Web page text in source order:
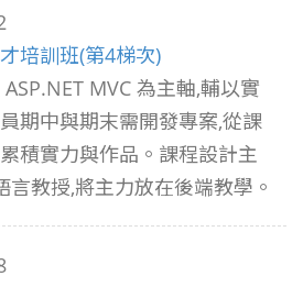
培訓班(第4梯次)
MVC 為主軸,輔以實
期中與期末需開發專案,從課
積實力與作品。課程設計主
言教授,將主力放在後端教學。